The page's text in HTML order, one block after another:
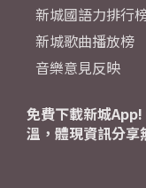
新城國語力排行
新城歌曲播放榜
音樂意見反映
免費下載新城
溫，體現資訊分享